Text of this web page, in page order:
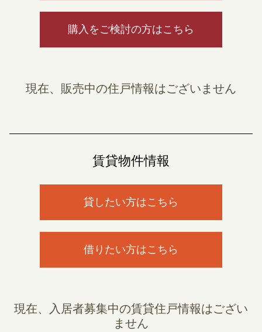
購入をご検討の方はこちら
現在、販売中の住戸情報はございません
賃貸物件情報
貸したい方はこちら
借りたい方はこちら
現在、入居者募集中の賃貸住戸情報はござい
ません